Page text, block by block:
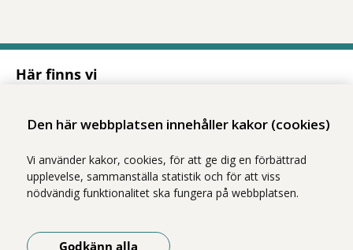
Den här webbplatsen innehåller kakor (cookies)
Vi använder kakor, cookies, för att ge dig en förbättrad
upplevelse, sammanställa statistik och för att viss
nödvändig funktionalitet ska fungera på webbplatsen.
Godkänn alla
Här finns vi
113 65 Stockholm